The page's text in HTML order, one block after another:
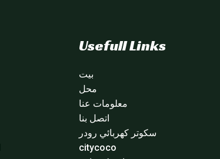
Usefull Links
بيت
محل
معلومات عنا
اتصل بنا
سكوتر كهربائي رودر
citycoco